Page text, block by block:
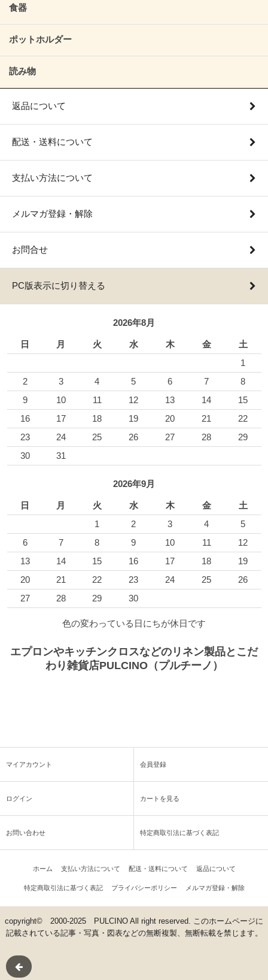
食器
ポットホルダー
読み物
返品について
配送・送料について
支払い方法について
メルマガ登録・解除
お問合せ
PC版表示に切り替える
2026年8月
日 月 火 水 木 金
土
1
2
3 4 5 6 7
8
9
10 11 12 13 14
15
16
17 18 19 20 21
22
23
24 25 26 27 28
29
30
31
2026年9月
日 月 火 水 木 金
土
1
2 3 4
5
6
7 8 9 10 11
12
13
14 15 16 17 18
19
20
21 22 23 24 25
26
27
28 29 30
色の変わっている日にちが休日です
エプロンやキッチンクロスなどのリネン製品とこだ
わり雑貨店PULCINO（プルチーノ）
マイアカウント 会員登録
ログイン カートを見る
お問い合わせ 特定商取引法に基づく表記
ホーム 支払い方法について 配送・送料について 返品について
特定商取引法に基づく表記 プライバシーポリシー メルマガ登録・解除
copyright© 2000-2025 PULCINO All right reserved. このホームページに
記載されている記事・写真・図表などの無断複製、無断転載を禁じます。